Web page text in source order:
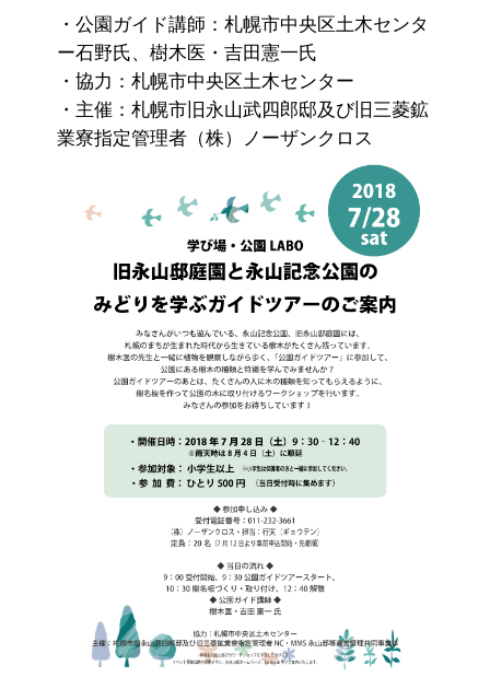
・公園ガイド講師：札幌市中央区土木センタ
ー石野氏、樹木医・吉田憲一氏
・協力：札幌市中央区土木センター
・主催：札幌市旧永山武四郎邸及び旧三菱鉱
業寮指定管理者（株）ノーザンクロス